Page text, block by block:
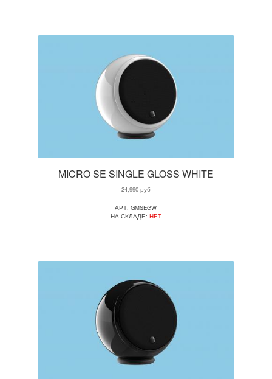
MICRO SE SINGLE GLOSS WHITE
24,990руб
АРТ: GMSEGW
НА СКЛАДЕ: НЕТ